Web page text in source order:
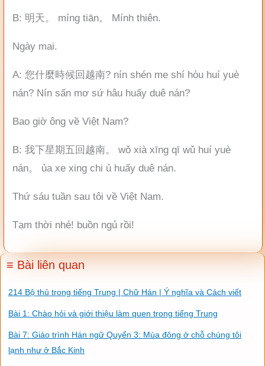
B: 明天。 míng tiān。 Mính thiên.
Ngày mai.
A: 您什麼時候回越南? nín shén me shí hòu huí yuè
nán? Nín sấn mơ sứ hâu huấy duê nán?
Bao giờ ông về Việt Nam?
B: 我下星期五回越南。 wǒ xià xīng qī wǔ huí yuè
nán。 ủa xe xing chi ủ huấy duê nán.
Thứ sáu tuần sau tôi về Việt Nam.
Tạm thời nhé! buồn ngủ rồi!
≡ Bài liên quan
214 Bộ thủ trong tiếng Trung | Chữ Hán | Ý nghĩa và Cách viết
Bài 1: Chào hỏi và giới thiệu làm quen trong tiếng Trung
Bài 7: Giáo trình Hán ngữ Quyển 3: Mùa đông ở chỗ chúng tôi
lạnh như ở Bắc Kinh